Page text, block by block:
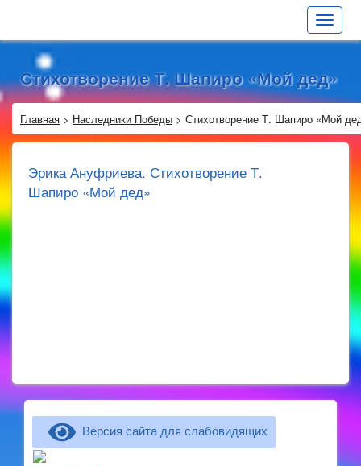
Toggle
Стихотворение Т. Шапиро «Мой дед»
Главная > Наследники Победы > Стихотворение Т. Шапиро «Мой
Эрика Ануфриева. Стихотворение Т.
Шапиро «Мой дед»
Версия сайта для слабовидящих